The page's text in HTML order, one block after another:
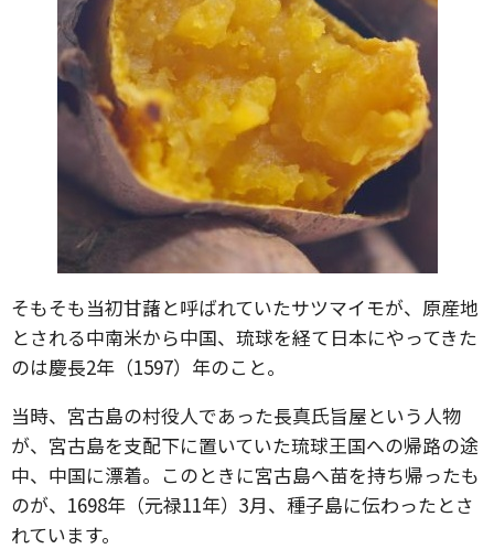
そもそも当初甘藷と呼ばれていたサツマイモが、原産地
とされる中南米から中国、琉球を経て日本にやってきた
のは慶長2年（1597）年のこと。
当時、宮古島の村役人であった長真氏旨屋という人物
が、宮古島を支配下に置いていた琉球王国への帰路の途
中、中国に漂着。このときに宮古島へ苗を持ち帰ったも
のが、1698年（元禄11年）3月、種子島に伝わったとさ
れています。